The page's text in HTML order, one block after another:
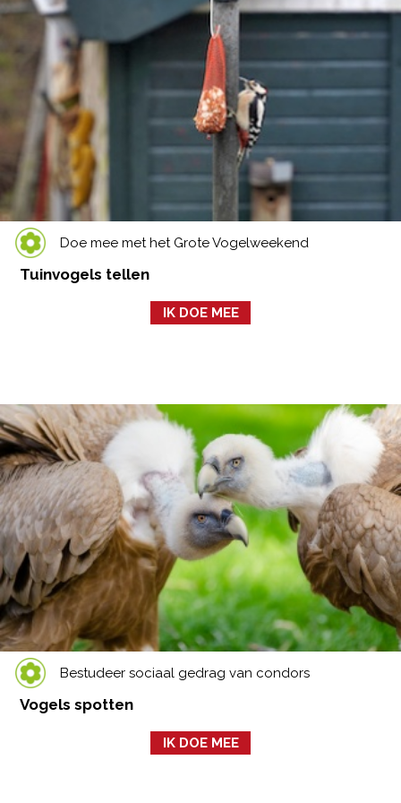
Doe mee met het Grote Vogelweekend
Tuinvogels tellen
IK DOE MEE
Bestudeer sociaal gedrag van condors
Vogels spotten
IK DOE MEE